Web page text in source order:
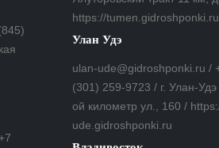
https://tumen.gidroshponki.ru
Улан Удэ
ulan-ude@gidroshponki.ru /
(301) 259-9723 / г. Улан-
ой километр ул., 160 /
ude.gidroshponki.ru